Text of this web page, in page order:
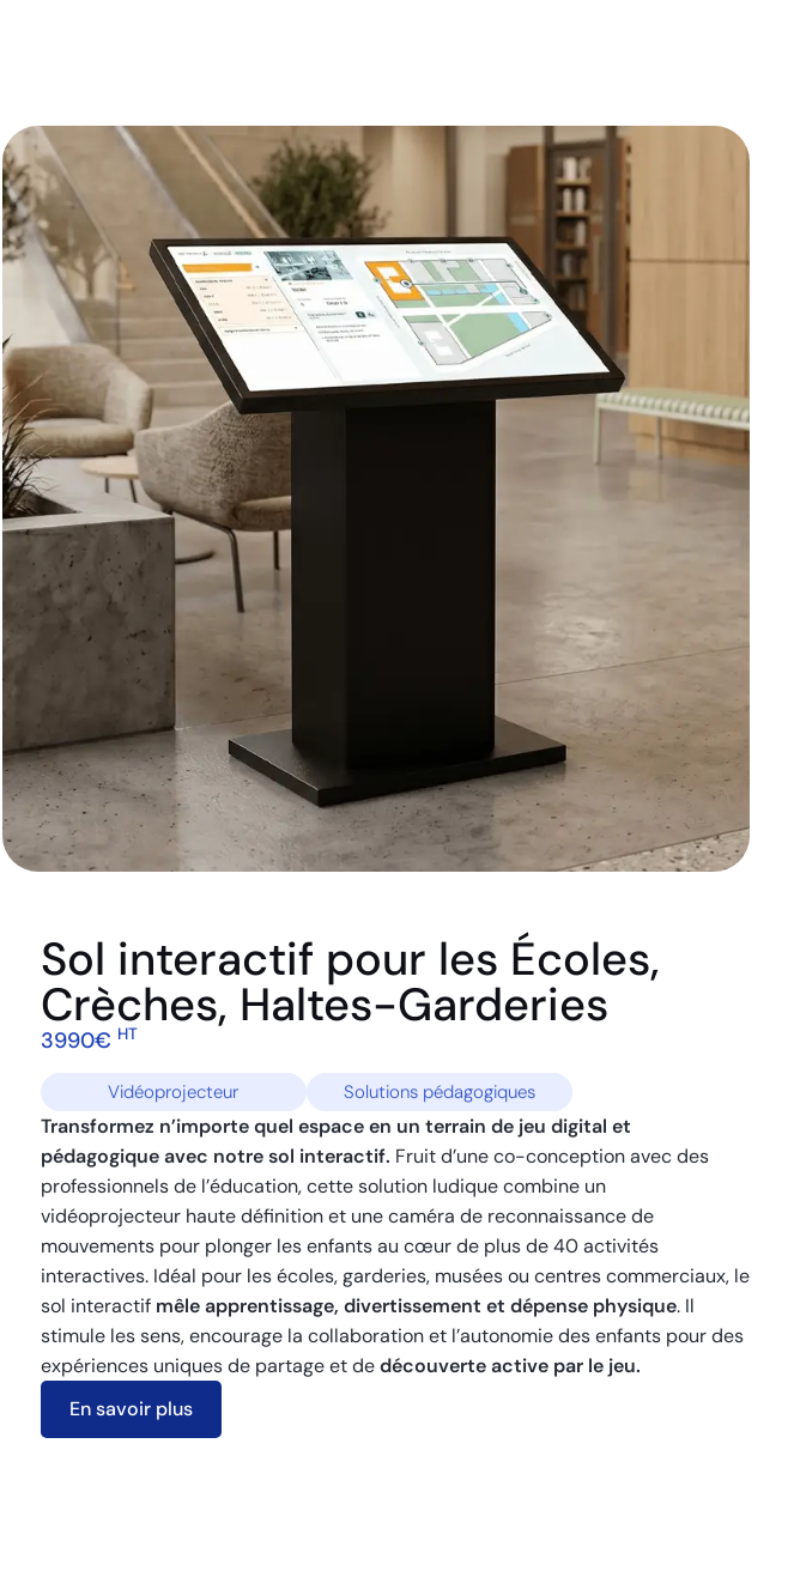
Sol interactif pour les Écoles,
Crèches, Haltes-Garderies
3990€ HT
Vidéoprojecteur Solutions pédagogiques
Transformez n’importe quel espace en un terrain de jeu digital et
pédagogique avec notre sol interactif. Fruit d’une co-conception avec des
professionnels de l’éducation, cette solution ludique combine un
vidéoprojecteur haute définition et une caméra de reconnaissance de
mouvements pour plonger les enfants au cœur de plus de 40 activités
interactives. Idéal pour les écoles, garderies, musées ou centres commerciaux, le
sol interactif mêle apprentissage, divertissement et dépense physique. Il
stimule les sens, encourage la collaboration et l’autonomie des enfants pour des
expériences uniques de partage et dedécouverte active par le jeu.
En savoir plus